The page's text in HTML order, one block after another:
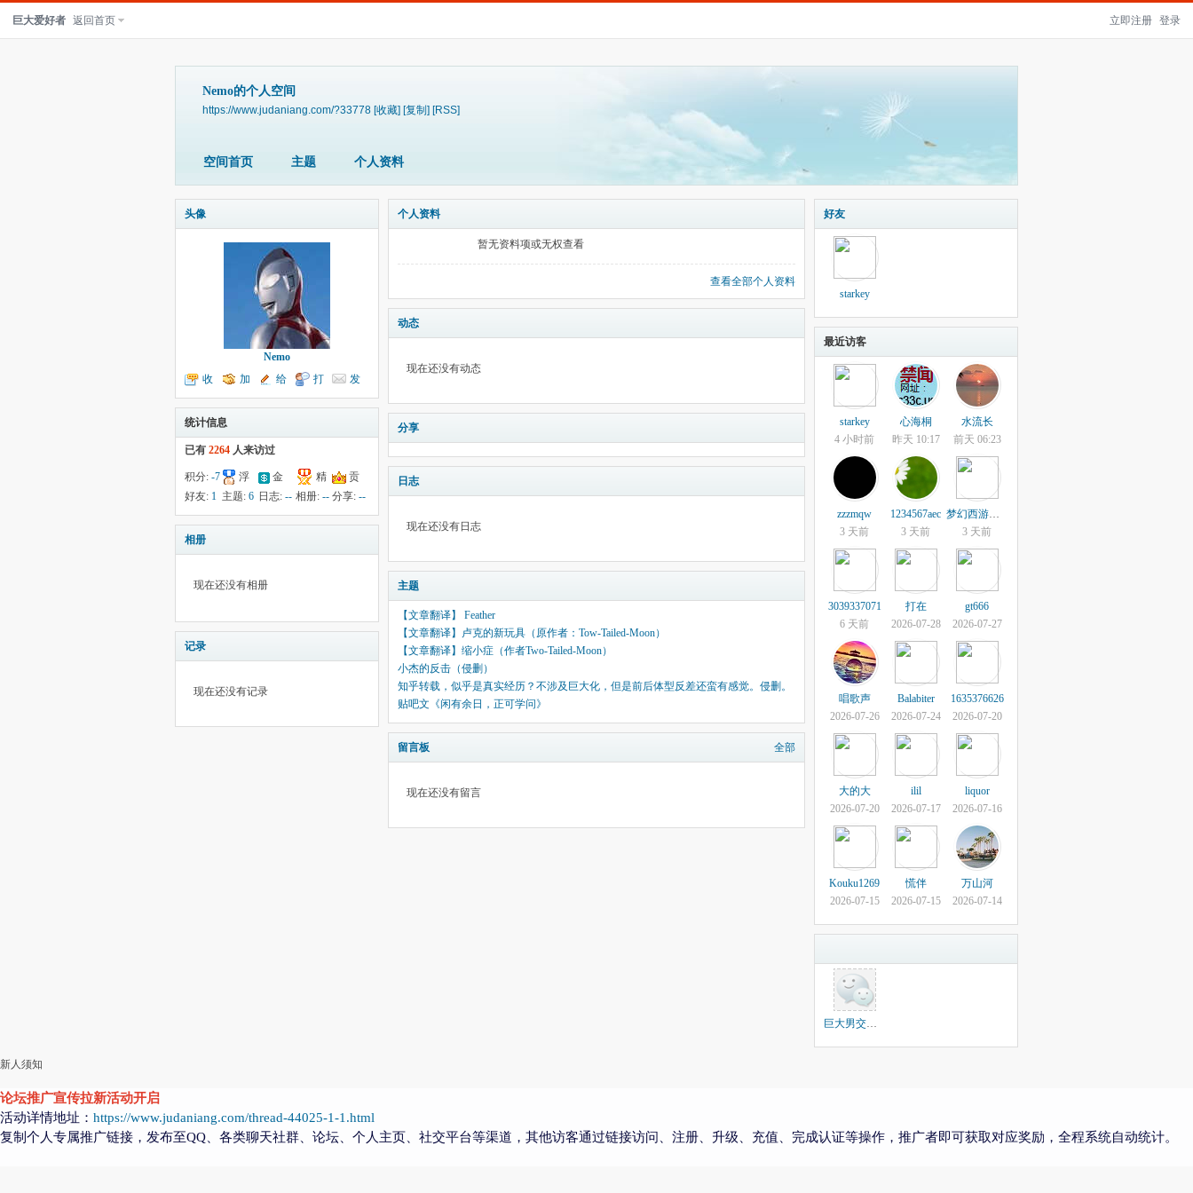
立即注册 登录
巨大爱好者 返回首页
Nemo的个人空间
https://www.judaniang.com/?33778 [收藏] [复制] [RSS]
空间首页 主题 个人资料
头像
Nemo
收
听TA
加
为好友
给
我留言
打
个招呼
发
送消息
统计信息
已有 2264 人来访过
积分: -7
浮
云:
金
钱:22
精
华:--
贡
献:--
好友: 1 主题: 6 日志:-- 相册: -- 分享:--
相册
现在还没有相册
记录
现在还没有记录
个人资料
暂无资料项或无权查看
查看全部个人资料
动态
现在还没有动态
分享
日志
现在还没有日志
主题
【文章翻译】 Feather
【文章翻译】卢克的新玩具（原作者：Tow-Tailed-Moon）
【文章翻译】缩小症（作者Two-Tailed-Moon）
小杰的反击（侵删）
知乎转载，似乎是真实经历？不涉及巨大化，但是前后体型反差还蛮有感觉。侵删。
贴吧文《闲有余日，正可学问》
留言板 全部
现在还没有留言
好友
starkey
最近访客
starkey
4 小时前
心海桐
昨天 10:17
水流长
前天 06:23
zzzmqw
3 天前
1234567aec
3 天前
梦幻西游小白
3 天前
3039337071
6 天前
打在
2026-07-28
gt666
2026-07-27
唱歌声
2026-07-26
Balabiter
2026-07-24
1635376626
2026-07-20
大的大
2026-07-20
ilil
2026-07-17
liquor
2026-07-16
Kouku1269
2026-07-15
慌伴
2026-07-15
万山河
2026-07-14
巨大男交流群组
新人须知
论坛推广宣传拉新活动开启
活动详情地址： https://www.judaniang.com/thread-44025-1-1.html
复制个人专属推广链接，发布至QQ、各类聊天社群、论坛、个人主页、社交平台等渠道，其他访客通过链接访问、注册、升级、充值、完成认证等操作，推广者即可获取对应奖励，全程系统自动统计。